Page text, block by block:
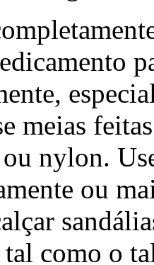
meias
nylon.
ou
como o